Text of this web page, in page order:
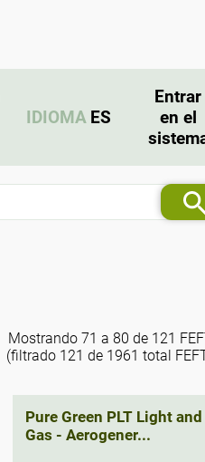
IDIOMA ES
Entrar
en el
Mostrando 71 a 80 de 121
(filtrado 121 de 1961 total
Pure Green PLT Light and
Gas - Aerogener...